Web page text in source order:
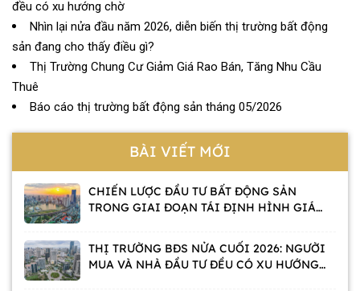
đều có xu hướng chờ
Nhìn lại nửa đầu năm 2026, diễn biến thị trường bất động
sản đang cho thấy điều gì?
Thị Trường Chung Cư Giảm Giá Rao Bán, Tăng Nhu Cầu
Thuê
Báo cáo thị trường bất động sản tháng 05/2026
BÀI VIẾT MỚI
CHIẾN LƯỢC ĐẦU TƯ BẤT ĐỘNG SẢN
TRONG GIAI ĐOẠN TÁI ĐỊNH HÌNH GIÁ
THỊ TRƯỜNG BĐS NỬA CUỐI 2026: NGƯỜI
MUA VÀ NHÀ ĐẦU TƯ ĐỀU CÓ XU HƯỚNG